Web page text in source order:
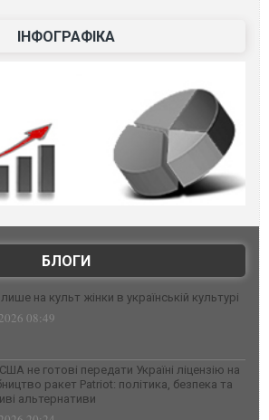
ІНФОГРАФІКА
БЛОГИ
на культ жінки в українській культурі
08:49
не готові передати Україні ліцензію на
ракет Patriot: політика, безпека та
альтернативи